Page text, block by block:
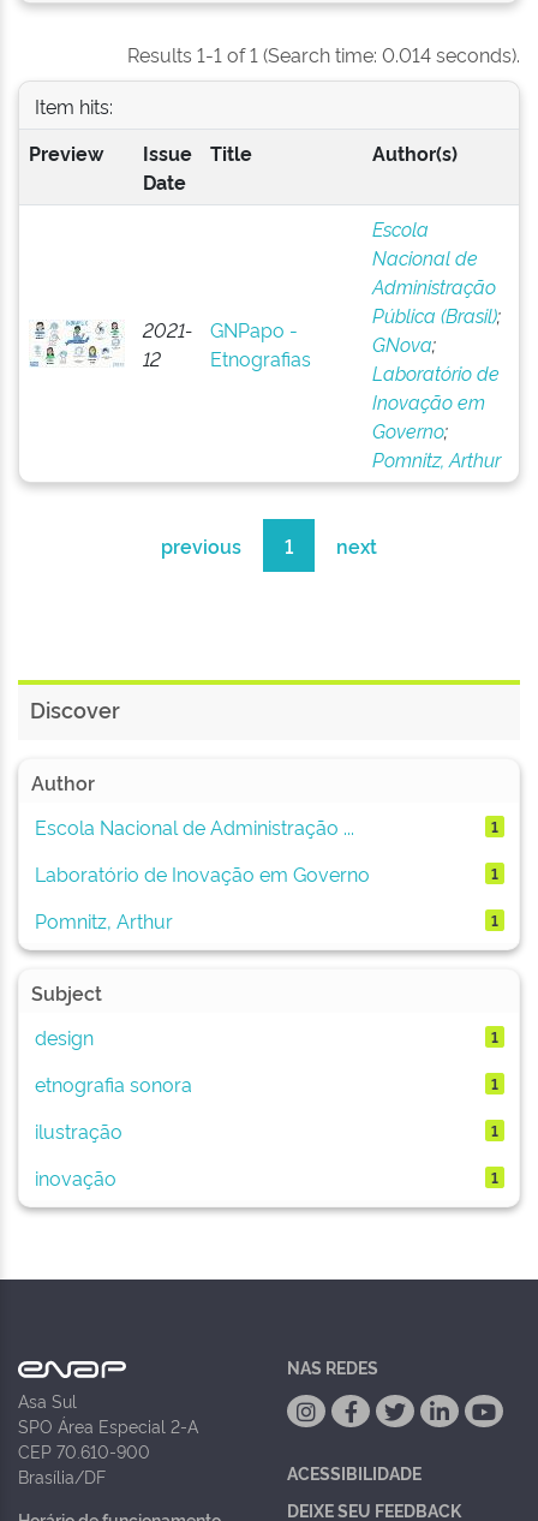
Results 1-1 of 1 (Search time: 0.014 seconds).
Item hits:
Preview
Issue
Date
Title Author(s)
2021-
12
GNPapo -
Etnografias
Escola
Nacional de
Administração
Pública (Brasil);
GNova;
Laboratório de
Inovação em
Governo;
Pomnitz, Arthur
previous 1 next
Discover
Author
Escola Nacional de Administração ...
1
Laboratório de Inovação em Governo 1
Pomnitz, Arthur 1
Subject
design
1
etnografia sonora 1
ilustração 1
inovação 1
Asa Sul
SPO Área Especial 2-A
CEP 70.610-900
Brasília/DF
NAS REDES
ACESSIBILIDADE
DEIXE SEU FEEDBACK